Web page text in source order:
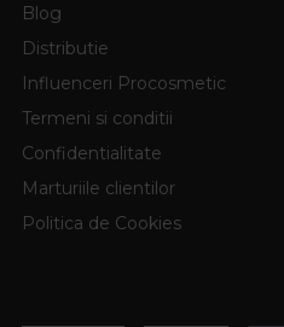
Blog
Distributie
Influenceri Procosmetic
Termeni si conditii
Confidentialitate
Marturiile clientilor
Politica de Cookies